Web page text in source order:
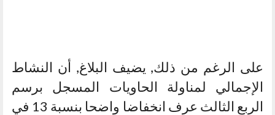
على الرغم من ذلك, يضيف البلاغ, أن النشاط
الإجمالي لمناولة الحاويات المسجل برسم
الربع الثالث عرف انخفاضا واضحا بنسبة 13 في